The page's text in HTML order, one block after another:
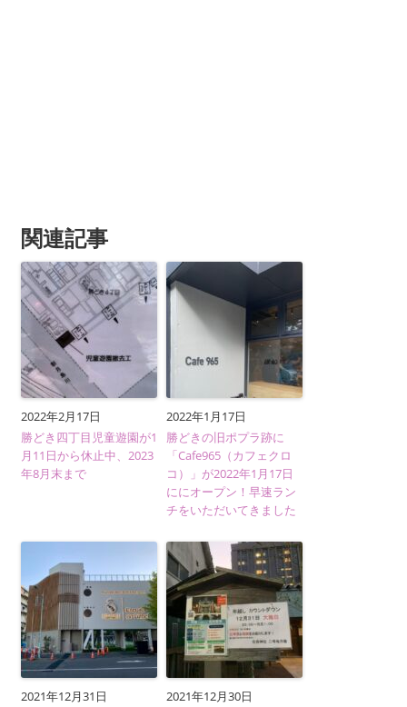
関連記事
2022年2月17日
勝どき四丁目児童遊園が1
月11日から休止中、2023
年8月末まで
2022年1月17日
勝どきの旧ポプラ跡に
「Cafe965（カフェクロ
コ）」が2022年1月17日
ににオープン！早速ラン
チをいただいてきました
2021年12月31日
2021年12月30日